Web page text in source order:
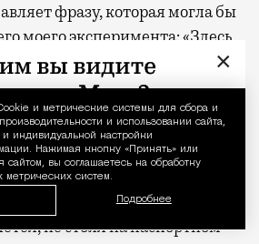
Уведомление
и метрические системы для сбора и
и использовании сайта,
индивидуальной настройки
Нажимая кнопку «Принять» или
сайтом, вы соглашаетесь на обработку
систем.
Подробнее
фразу, которая могла бы
моего эксперимента: «Здесь
в Москве, хотя все еще в
на себе. Лежу в шезлонге,
где-то далеко
— и этот гул, как ни
удовольствия. Он напоминает,
не стоял на паспортном
×